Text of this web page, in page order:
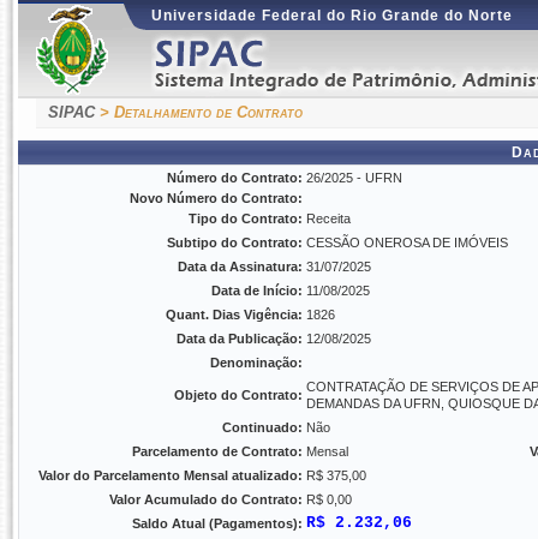
Universidade Federal do Rio Grande do Norte
SIPAC> Detalhamento de Contrato
Número do Contrato: 26/2025 - UFRN
Novo Número do Contrato:
Tipo do Contrato: Receita
Subtipo do Contrato: CESSÃO ONEROSA DE IMÓVEIS
Data da Assinatura: 31/07/2025
Data de Início: 11/08/2025
Quant. Dias Vigência: 1826
Data da Publicação: 12/08/2025
Denominação:
Objeto do Contrato:
CONTRATAÇÃO DE SERVIÇOS DE
DEMANDAS DA UFRN, QUIOSQUE
Continuado: Não
Parcelamento de Contrato: Mensal
Valor do Parcelamento Mensal atualizado: R$ 375,00
Valor Acumulado do Contrato: R$ 0,00
Saldo Atual (Pagamentos): R$ 2.232,06